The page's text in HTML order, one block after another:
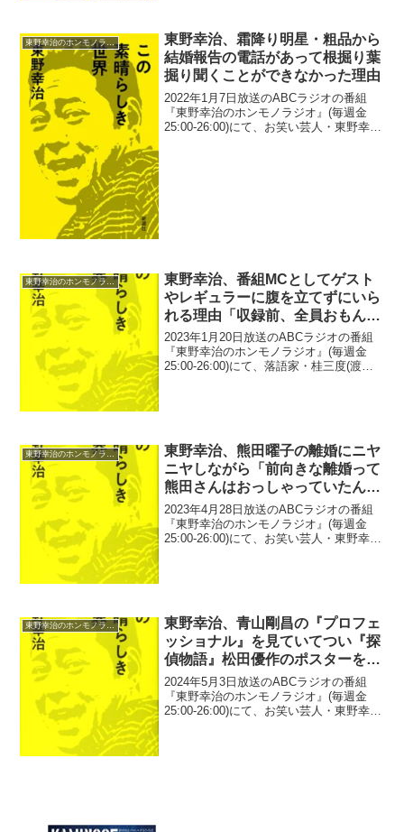
東野幸治、霜降り明星・粗品から
結婚報告の電話があって根掘り葉
掘り聞くことができなかった理由
2022年1月7日放送のABCラジオの番組
『東野幸治のホンモノラジオ』(毎週金
25:00-26:00)にて、お笑い芸人・東野幸治
東野幸治のホンモノラジオ
東野幸治、番組MCとしてゲスト
やレギュラーに腹を立てずにいら
れる理由「収録前、全員おもんな
いとする」
2023年1月20日放送のABCラジオの番組
『東野幸治のホンモノラジオ』(毎週金
25:00-26:00)にて、落語家・桂三度(渡辺
東野幸治のホンモノラジオ
東野幸治、熊田曜子の離婚にニヤ
ニヤしながら「前向きな離婚って
熊田さんはおっしゃっていたんで
(笑)」
2023年4月28日放送のABCラジオの番組
『東野幸治のホンモノラジオ』(毎週金
25:00-26:00)にて、お笑い芸人・東野幸治
東野幸治のホンモノラジオ
東野幸治、青山剛昌の『プロフェ
ッショナル』を見ていてつい『探
偵物語』松田優作のポスターを買
ってしまった理由
2024年5月3日放送のABCラジオの番組
『東野幸治のホンモノラジオ』(毎週金
25:00-26:00)にて、お笑い芸人・東野幸治